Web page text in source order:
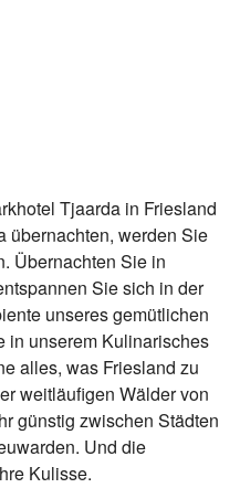
Tjaarda in Friesland
übernachten, werden Sie
Übernachten Sie in
Sie sich in der
unseres gemütlichen
in unserem Kulinarisches
alles, was Friesland zu
weitläufigen Wälder von
günstig zwischen Städten
Und die
Kulisse.